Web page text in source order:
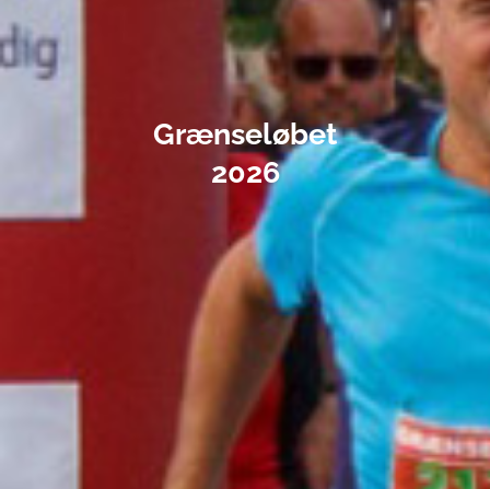
Grænseløbet
2026